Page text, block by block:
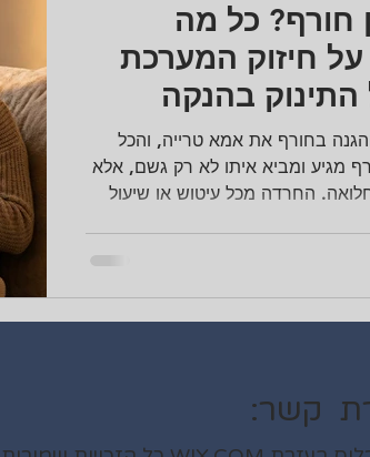
חורף? כל מה
חיזוק המערכת
התינוק בהנקה
בחורף את אמא טרייה, והכל
מגיע ומביא איתו לא רק גשם, אלא
החרדה מכל עיטוש או שיעול
במאמר הזה נצלול אל המדע של
חיזוק המערכת החיסונית בחורף בהנקה ואיך להפוך את
קשר: